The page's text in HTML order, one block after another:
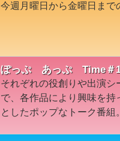
今週月曜日から金曜日まで
ぽっぷ あっぷ Time＃
それぞれの役創りや出演
で、各作品により興味を
としたポップなトーク番組。